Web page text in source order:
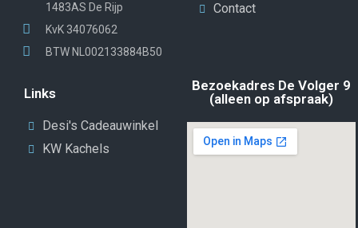
1483AS De Rijp
KvK 34076062
BTW NL002133884B50
Contact
Links
Desi's Cadeauwinkel
KW Kachels
Bezoekadres De Volger 9
(alleen op afspraak)